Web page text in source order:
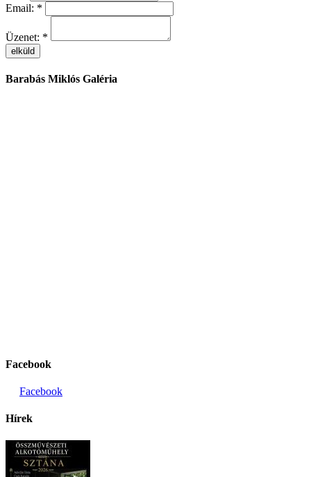
Email: *
Üzenet: *
Barabás Miklós Galéria
Facebook
Facebook
Hírek